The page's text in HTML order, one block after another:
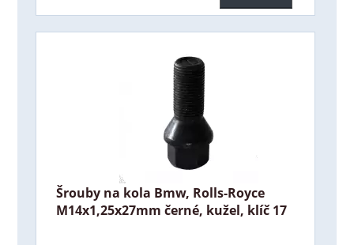
Šrouby na kola Bmw, Rolls-Royce
M14x1,25x27mm černé, kužel, klíč 17